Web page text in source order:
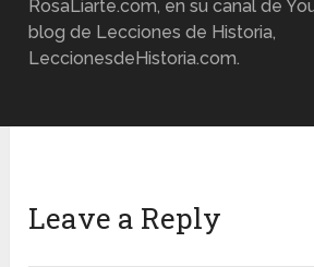
RosaLiarte.com, en su canal de
blog de Lecciones de Historia,
LeccionesdeHistoria.com.
Leave a Reply